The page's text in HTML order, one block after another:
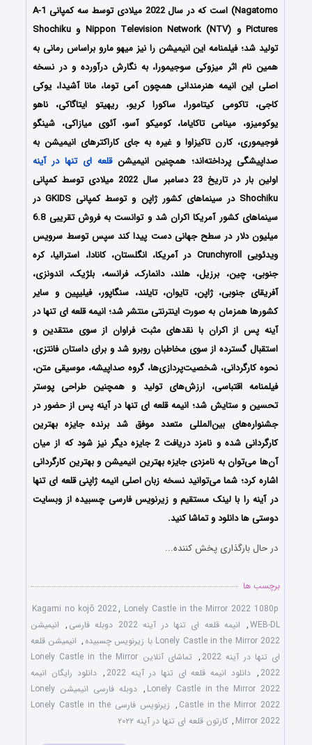
Nagatomo) است که در سال 2022 میلادی توسط سه کمپانی A-1
Pictures و Nippon Television Network (NTV) و Shochiku
تولید شد؛ فیلمنامه این انیمیشن را نیز میهو مارو براساس رمانی به
همین نام اثر میزوکی سوجیمورا، به نگارش درآورده و در نسخه
اصلی این انیمه هنرمندانی همچون آمی توما، مانا آشیدا، یوکی
کاجی، تاکومی کیتامورا، ساکورا کریو، ریهیتو ایتاگاکی، ناهو
یوکومیزو، مینامی تاکایاما، کومیکو آسو، آئوی میازاکی، شینگو
فوجیموری، کارن تاکیزاوا و غیره به جای کاراکترهای انیمیشن به
صداپیشگی پرداخته‌‌اند؛ همچنین انیمیشنقلعه ای تنها در آینه
اولین بار در تاریخ 23 دسامبر سال 2022 میلادی توسط کمپانی
Shochiku در سینماهای کشور ژاپن و توسط کمپانی GKIDS در
سینماهای کشور آمریکا اکران شد و توانست به فروش تقریبی 6.8
میلیون دلار در سطح جهانی دست پیدا کند سپس توسط سرویس
ویدئویی Crunchyroll در آمریکا، انگلستان، کانادا، استرالیا، کره
جنوبی، چین، برزیل، هلند، دانمارک، فرانسه، بلژیک، اندونزی،
آفریقای جنوبی، ژاپن، تایوان، تایلند، سنگاپور، فیلیپین و سایر
کشورها همزمان به صورت اینترنتی منتشر شد؛ انیمه قلعه ای تنها در
آینه پس از اکران با نقدهای مثبت فراوان از سوی منتقدین و
استقبال گسترده از سوی مخاطبان روبرو شد و برای داستان فانتزی،
نحوه کارگردانی، شخصیت‌پردازی‌ها، گروه صداپیشه، موسیقی متن،
فیلمنامه اقتباسی، ارزش‌های تولید و همچنین طراحی پوستر
تحسین و ستایش شد؛ انیمه قلعه ای تنها در آینه پس از حضور در
جشنواره‌‌‌های بین‌المللی متعدد موفق شد برنده جایزه بهترین
کارگردانی شده و نامزد دریافت 2 جایزه دیگر نیز شود که از میان
آن‌ها می‌توان به نامزدی جایزه بهترین انیمیشن و بهترین کارگردانی
اشاره کرد؛ شما می‌توانید نسخه زبان اصلی انیمه ژاپنیقلعه ای تنها
در آینهرا با لینک مستقیم و زیرنویس فارسی چسبیده از وبسایت
دوستی ها دانلود و تماشا کنید.
در حال بارگذاری پخش کننده...
برچسب ها
Kagami no kojô 2022, Lonely Castle in the Mirror 2022 1080p
WEB-DL
, انیمه قلعه ای تنها در آینه 2022 دوبله فارسی , انیمیشن
Lonely Castle in the Mirror 2022 با زیرنویس چسبیده
, انیمیشن قلعه
ای تنها در آینه 2022
,
تماشای آنلاین Lonely Castle in the Mirror
2022
, دانلود انیمه قلعه ای تنها در آینه 2022 , دانلود رایگان انیمه
Lonely Castle in the Mirror 2022
,
دوبله فارسی انیمیشن Lonely
Castle in the Mirror 2022
,
زیرنویس فارسی Lonely Castle in the
Mirror 2022
, کارتون قلعه ای تنها در آینه ۲۰۲۲